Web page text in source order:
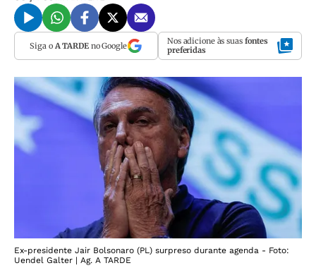
Siga o A TARDEno Google Nos adicione às suas fontes
preferidas
Ex-presidente Jair Bolsonaro (PL) surpreso durante agenda - Foto:
Uendel Galter | Ag. A TARDE